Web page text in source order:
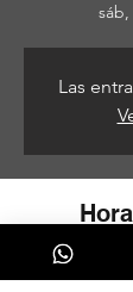
Las
15 de abr